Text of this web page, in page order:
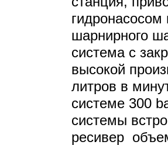
шарнирного
система с
высокой
литров в
системе 300
системы
ресивер